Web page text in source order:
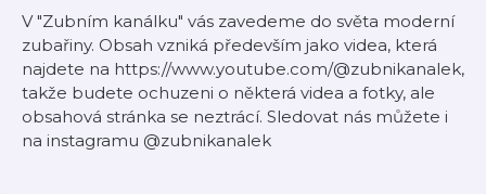
V "Zubním kanálku" vás zavedeme do světa moderní
zubařiny. Obsah vzniká především jako videa, která
najdete na https://www.youtube.com/@zubnikanalek,
takže budete ochuzeni o některá videa a fotky, ale
obsahová stránka se neztrácí. Sledovat nás můžete i
na instagramu @zubnikanalek